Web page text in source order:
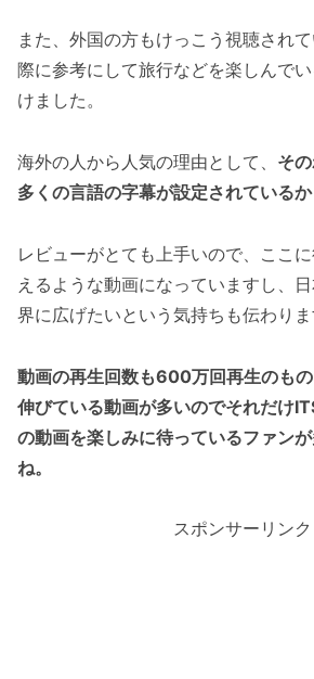
また、外国の方もけっこう視聴され
際に参考にして旅行などを楽しんで
けました。
海外の人から人気の理由として、 そ
多くの言語の字幕が設定されているか
レビューがとても上手いので、ここ
えるような動画になっていますし、
界に広げたいという気持ちも伝わりま
動画の再生回数も600万回再生のも
伸びている動画が多いのでそれだけ
の動画を楽しみに待っているファン
ね。
スポンサーリンク